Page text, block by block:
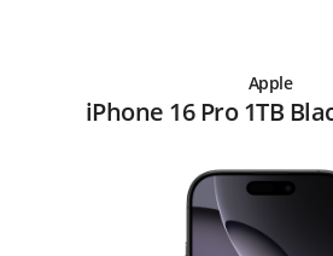
Apple
iPhone 16 Pro 1TB